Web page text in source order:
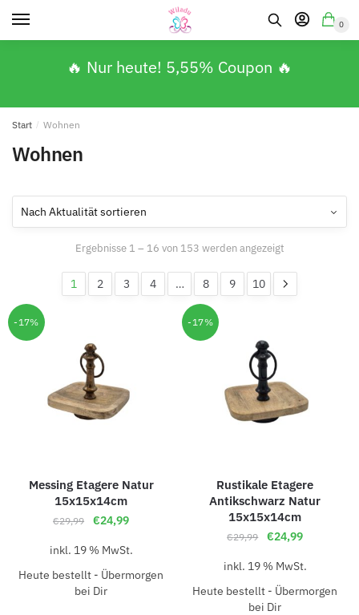
0
🔥 Nur heute! 5,55% Coupon 🔥
Start / Wohnen
Wohnen
Ergebnisse 1 – 16 von 153 werden angezeigt
1 2 3 4 … 8 9 10
-17%
Messing Etagere Natur
15x15x14cm
€29,99 €24,99
inkl. 19 % MwSt.
Heute bestellt - Übermorgen
bei Dir
-17%
Rustikale Etagere
Antikschwarz Natur
15x15x14cm
€29,99 €24,99
inkl. 19 % MwSt.
Heute bestellt - Übermorgen
bei Dir